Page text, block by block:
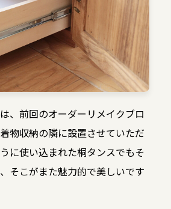
、前回のオーダーリメイクブロ
物収納の隣に設置させていただ
に使い込まれた桐タンスでもそ
そこがまた魅力的で美しいです